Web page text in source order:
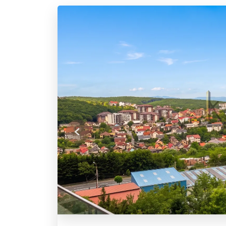
Previous